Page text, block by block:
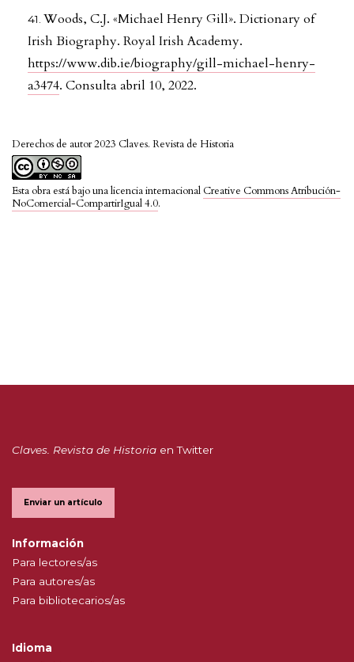
Derechos de autor 2023 Claves. Revista de Historia
Esta obra está bajo una licencia internacional Creative Commons Atribución-
NoComercial-CompartirIgual 4.0.
Woods, C.J. «Michael Henry Gill». Dictionary of
Irish Biography. Royal Irish Academy.
https://www.dib.ie/biography/gill-michael-henry-
a3474. Consulta abril 10, 2022.
Claves. Revista de Historia en Twitter
Enviar un artículo
Información
Para lectores/as
Para autores/as
Para bibliotecarios/as
Idioma